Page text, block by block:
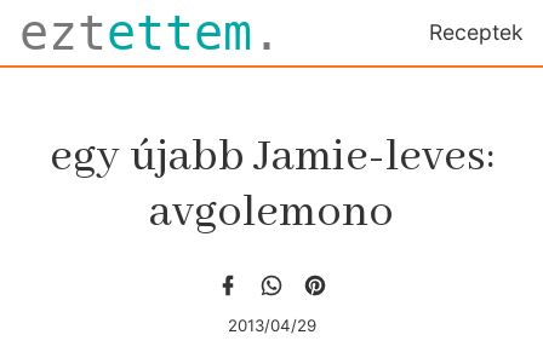
eztettem . Receptek
egy újabb Jamie-leves:
avgolemono
2013/04/29